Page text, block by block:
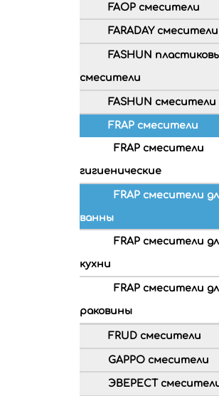
FAOP смесители
FARADAY смесители
FASHUN
смесители
FASHUN смесители
FRAP смесители
FRAP смесители
гигиенические
FRAP смесители
ванны
FRAP смесители
кухни
FRAP смесители
раковины
FRUD смесители
GAPPO смесители
ЭВЕРЕСТ